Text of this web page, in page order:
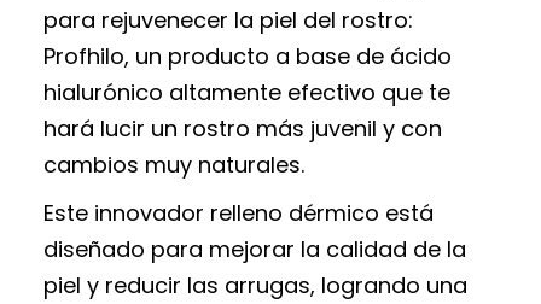
para rejuvenecer la piel del rostro:
Profhilo, un producto a base de ácido
hialurónico altamente efectivo que te
hará lucir un rostro más juvenil y con
cambios muy naturales.
Este innovador relleno dérmico está
diseñado para mejorar la calidad de la
piel y reducir las arrugas, logrando una